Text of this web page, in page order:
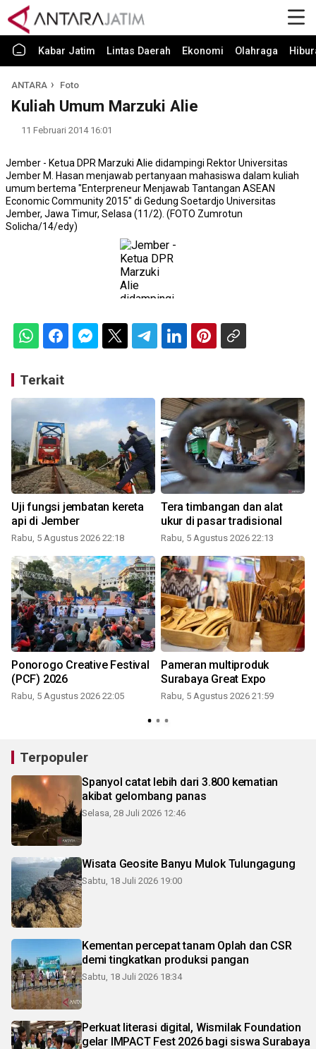
Kabar Jatim Lintas Daerah Ekonomi Olahraga
ANTARA Foto
Kuliah Umum Marzuki Alie
11 Februari 2014 16:01
Jember - Ketua DPR Marzuki Alie didampingi Rektor Universitas
Jember M. Hasan menjawab pertanyaan mahasiswa dalam kuliah
umum bertema "Enterpreneur Menjawab Tantangan ASEAN
Economic Community 2015" di Gedung Soetardjo Universitas
Jember, Jawa Timur, Selasa (11/2). (FOTO Zumrotun
Solicha/14/edy)
Terkait
Uji fungsi jembatan kereta
api di Jember
Rabu, 5 Agustus 2026 22:18
Tera timbangan dan alat
ukur di pasar tradisional
Rabu, 5 Agustus 2026 22:13
Ponorogo Creative Festival
(PCF) 2026
Rabu, 5 Agustus 2026 22:05
Pameran multiproduk
Surabaya Great Expo
Rabu, 5 Agustus 2026 21:59
Terpopuler
Spanyol catat lebih dari 3.800 kematian
akibat gelombang panas
Selasa, 28 Juli 2026 12:46
Wisata Geosite Banyu Mulok Tulungagung
Sabtu, 18 Juli 2026 19:00
Kementan percepat tanam Oplah dan CSR
demi tingkatkan produksi pangan
Sabtu, 18 Juli 2026 18:34
Perkuat literasi digital, Wismilak Foundation
gelar IMPACT Fest 2026 bagi siswa Surabaya